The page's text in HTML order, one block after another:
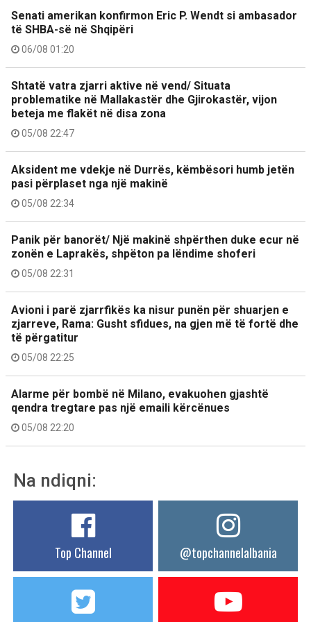
Senati amerikan konfirmon Eric P. Wendt si ambasador
të SHBA-së në Shqipëri
06/08 01:20
Shtatë vatra zjarri aktive në vend/ Situata
problematike në Mallakastër dhe Gjirokastër, vijon
beteja me flakët në disa zona
05/08 22:47
Aksident me vdekje në Durrës, këmbësori humb jetën
pasi përplaset nga një makinë
05/08 22:34
Panik për banorët/ Një makinë shpërthen duke ecur në
zonën e Laprakës, shpëton pa lëndime shoferi
05/08 22:31
Avioni i parë zjarrfikës ka nisur punën për shuarjen e
zjarreve, Rama: Gusht sfidues, na gjen më të fortë dhe
të përgatitur
05/08 22:25
Alarme për bombë në Milano, evakuohen gjashtë
qendra tregtare pas një emaili kërcënues
05/08 22:20
Na ndiqni:
Top Channel @topchannelalbania